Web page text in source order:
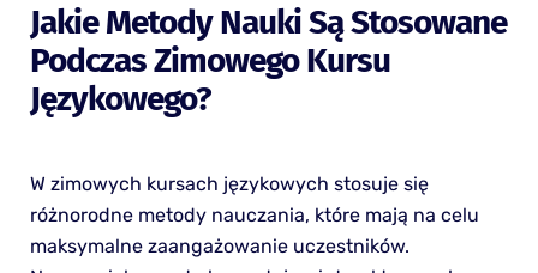
Jakie Metody Nauki Są Stosowane
Podczas Zimowego Kursu
Językowego?
W zimowych kursach językowych stosuje się
różnorodne metody nauczania, które mają na celu
maksymalne zaangażowanie uczestników.